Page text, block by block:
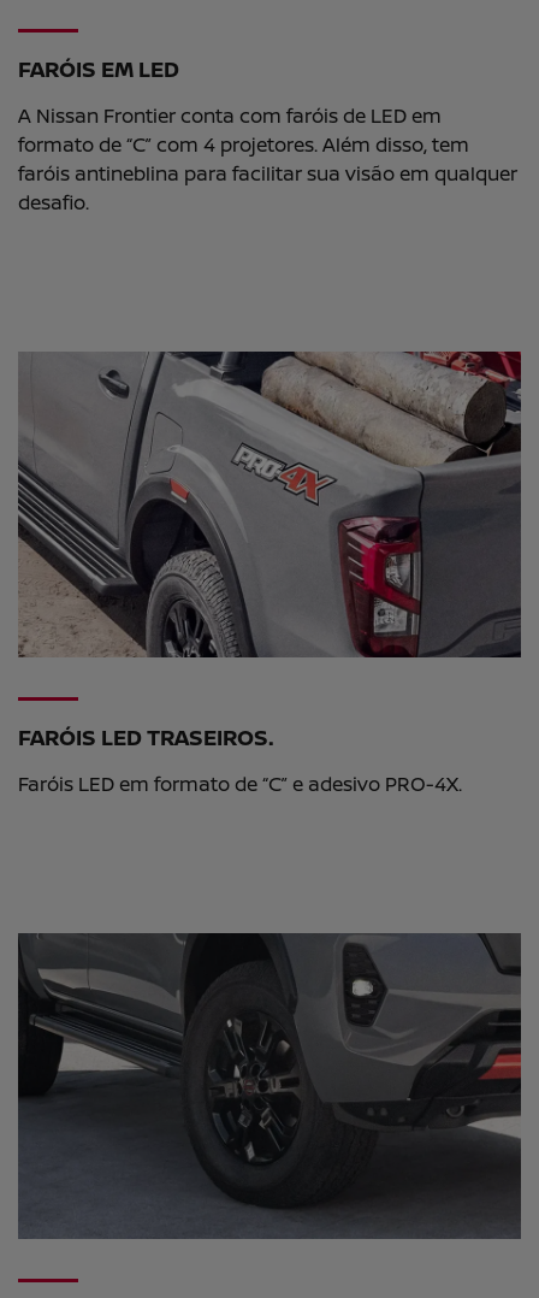
FARÓIS EM LED
A Nissan Frontier conta com faróis de LED em
formato de “C” com 4 projetores. Além disso, tem
faróis antineblina para facilitar sua visão em qualquer
desafio.
FARÓIS LED TRASEIROS.
Faróis LED em formato de “C” e adesivo PRO-4X.